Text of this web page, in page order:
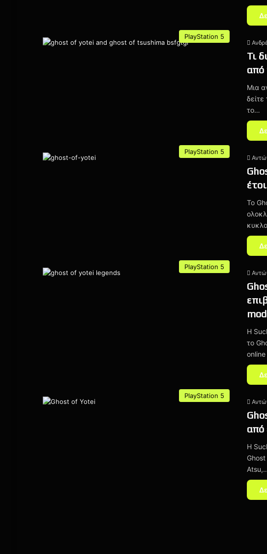
PlayStation 5
Τι
από
Μια
το…
PlayStation 5
To
PlayStation 5
Η
το
PlayStation 5
από
H